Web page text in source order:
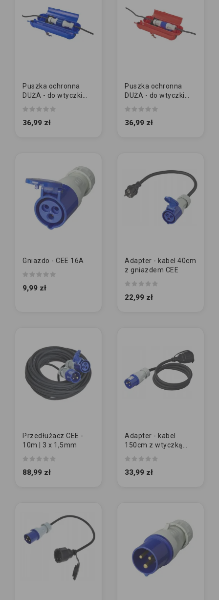
Puszka ochronna
DUŻA - do wtyczki
NIEBIESKI
36,99 zł
Puszka ochronna
DUŻA - do wtyczki
CZERWONY
36,99 zł
Gniazdo - CEE 16A
9,99 zł
Adapter - kabel 40cm
z gniazdem CEE
22,99 zł
Przedłużacz CEE -
10m | 3 x 1,5mm
88,99 zł
Adapter - kabel
150cm z wtyczką
33,99 zł